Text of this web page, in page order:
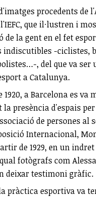
procedents de
que il·lustren i
de la gent en el fet
indiscutibles -ciclistes,
, del que va ser
a Catalunya.
1920, a Barcelona es
presència d'espais
de persones al
Internacional,
de 1929, en un
fotògrafs com
deixar testimoni gràfic.
pràctica esportiva va